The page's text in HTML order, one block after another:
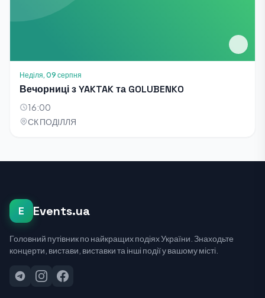
Неділя, 09 серпня
Вечорниці з YAKTAK та GOLUBENKO
16:00
СК ПОДІЛЛЯ
E Events.ua
Головний путівник по найкращих подіях України. Знаходьте
концерти, вистави, виставки та інші події у вашому місті.